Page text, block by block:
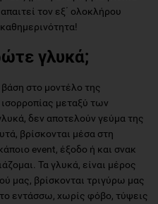
τον εξ΄ ολοκλήρου
γλυκά;
στο μοντέλο της
μεταξύ των
δεν αποτελούν γεύμα της
βρίσκονται μέσα στη
event, έξοδο ή και σνακ
Τα γλυκά, είναι μέρος
μας, βρίσκονται τριγύρω μας
εντάσσω, χωρίς φόβο, τύψεις